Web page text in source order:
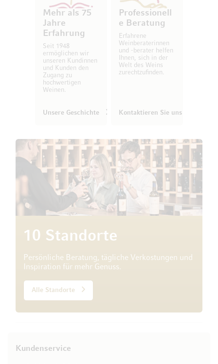
Mehr als 75
Jahre
Erfahrung
Seit 1948
ermöglichen wir
unseren Kundinnen
und Kunden den
Zugang zu
hochwertigen
Weinen.
Unsere Geschichte
Professionell
e Beratung
Erfahrene
Weinberaterinnen
und -berater helfen
Ihnen, sich in der
Welt des Weins
zurechtzufinden.
Kontaktieren Sie uns
10 Standorte
Persönliche Beratung, tägliche Verkostungen und
Inspiration für mehr Genuss.
Alle Standorte
Kundenservice